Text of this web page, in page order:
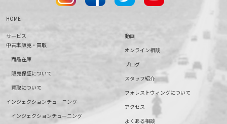
HOME
サービス
中古車販売・買取
商品在庫
販売保証について
買取について
インジェクションチューニング
インジェクションチューニング
動画
オンライン相談
ブログ
スタッフ紹介
フォレストウィングについて
アクセス
よくある相談